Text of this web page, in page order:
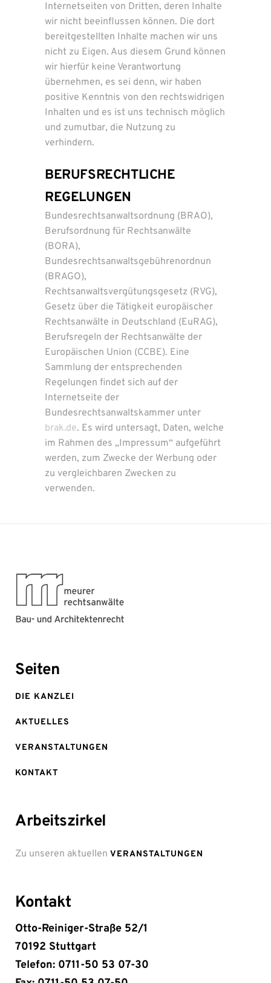
Internetseiten von Dritten, deren Inhalte
wir nicht beeinflussen können. Die dort
bereitgestellten Inhalte machen wir uns
nicht zu Eigen. Aus diesem Grund können
wir hierfür keine Verantwortung
übernehmen, es sei denn, wir haben
positive Kenntnis von den rechtswidrigen
Inhalten und es ist uns technisch möglich
und zumutbar, die Nutzung zu
verhindern.
BERUFSRECHTLICHE
REGELUNGEN
Bundesrechtsanwaltsordnung (BRAO),
Berufsordnung für Rechtsanwälte
(BORA),
Bundesrechtsanwaltsgebührenordnun
(BRAGO),
Rechtsanwaltsvergütungsgesetz (RVG),
Gesetz über die Tätigkeit europäischer
Rechtsanwälte in Deutschland (EuRAG),
Berufsregeln der Rechtsanwälte der
Europäischen Union (CCBE). Eine
Sammlung der entsprechenden
Regelungen findet sich auf der
Internetseite der
Bundesrechtsanwaltskammer unter
brak.de. Es wird untersagt, Daten, welche
im Rahmen des „Impressum“ aufgeführt
werden, zum Zwecke der Werbung oder
zu vergleichbaren Zwecken zu
verwenden.
Seiten
DIE KANZLEI
AKTUELLES
VERANSTALTUNGEN
KONTAKT
Arbeitszirkel
Zu unseren aktuellen VERANSTALTUNGEN
Kontakt
Otto-Reiniger-Straße 52/1
70192 Stuttgart
Telefon: 0711-50 53 07-30